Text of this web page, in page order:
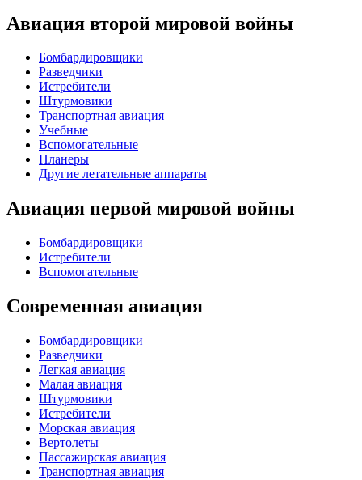
Авиация второй мировой войны
Бомбардировщики
Разведчики
Истребители
Штурмовики
Транспортная авиация
Учебные
Вспомогательные
Планеры
Другие летательные аппараты
Авиация первой мировой войны
Бомбардировщики
Истребители
Вспомогательные
Современная авиация
Бомбардировщики
Разведчики
Легкая авиация
Малая авиация
Штурмовики
Истребители
Морская авиация
Вертолеты
Пассажирская авиация
Транспортная авиация